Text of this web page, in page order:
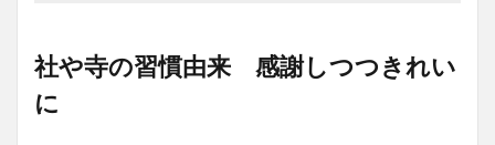
社や寺の習慣由来 感謝しつつきれい
に